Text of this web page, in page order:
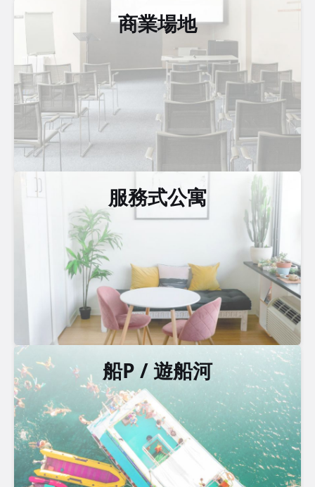
商業場地
服務式公寓
船P / 遊船河